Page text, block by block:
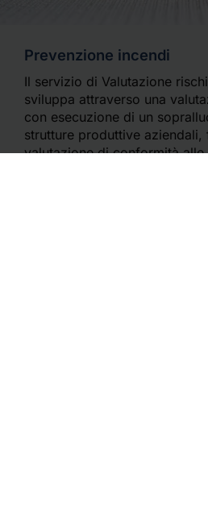
Prevenzione incendi
Il servizio di Valutazione
sviluppa attraverso una
con esecuzione di un
strutture produttive aziendali,
valutazione di conformità